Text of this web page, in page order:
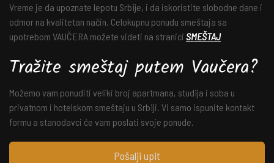
Vreme je da upoznate lepotu Srbije, i da iskoristite slobodne dane i
odmor na kvalitetan način. Celokupnu ponudu smeštaja sa
upotrebom VAUČERA možete videti na stranici SMEŠTAJ
Tražite smeštaj putem Vaučera?
Možemo vam ponuditi veliki broj apartmana, studija i soba u
privatnom i hotelskom smeštaju u Srbiji. Vi samo ispunite kontakt
formu a stanodavci će vam poslati svoje ponude.
Pošalji upit